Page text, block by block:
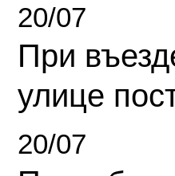
20/07
При
улице
20/07